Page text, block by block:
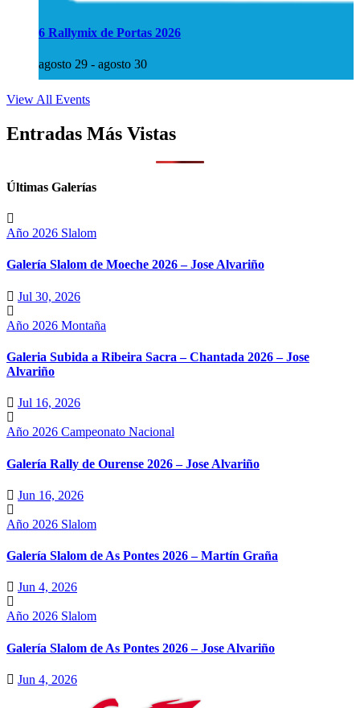
6 Rallymix de Portas 2026
agosto 29 - agosto 30
View All Events
Entradas Más Vistas
Últimas Galerías
Año 2026 Slalom
Galería Slalom de Moeche 2026 – Jose Alvariño
Jul 30, 2026
Año 2026 Montaña
Galeria Subida a Ribeira Sacra – Chantada 2026 – Jose
Alvariño
Jul 16, 2026
Año 2026 Campeonato Nacional
Galería Rally de Ourense 2026 – Jose Alvariño
Jun 16, 2026
Año 2026 Slalom
Galería Slalom de As Pontes 2026 – Martín Graña
Jun 4, 2026
Año 2026 Slalom
Galería Slalom de As Pontes 2026 – Jose Alvariño
Jun 4, 2026